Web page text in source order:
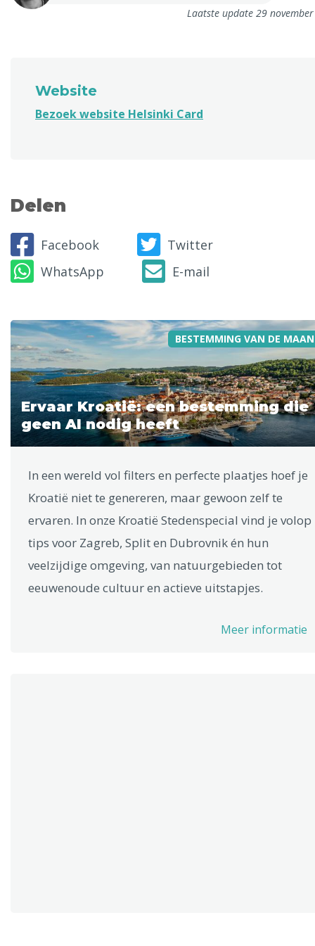
Laatste update 29
Website
Bezoek website Helsinki Card
Delen
Facebook
Twitter
WhatsApp
E-mail
BESTEMMING VAN DE
Ervaar Kroatië: een bestemming die
geen AI nodig heeft
In een wereld vol filters en perfecte plaatjes hoef je
Kroatië niet te genereren, maar gewoon zelf te
ervaren. In onze Kroatië Stedenspecial vind je volop
tips voor Zagreb, Split en Dubrovnik én hun
veelzijdige omgeving, van natuurgebieden tot
eeuwenoude cultuur en actieve uitstapjes.
Meer informatie